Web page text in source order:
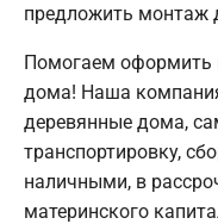
предложить монтаж
Помогаем оформить
дома! Наша
деревянные дома,
транспортировку,
наличными, в
материнского